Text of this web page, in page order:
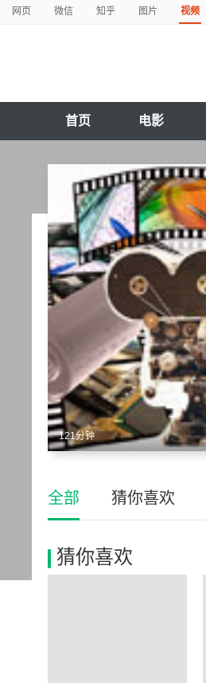
网页 微信 知乎 图片 视频
首页 电影
121分钟
全部 猜你喜欢
猜你喜欢